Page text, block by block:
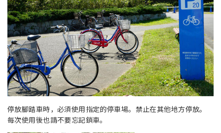
停放腳踏車時，必須使用指定的停車場。禁止在其他地方停放。
每次使用後也請不要忘記鎖車。